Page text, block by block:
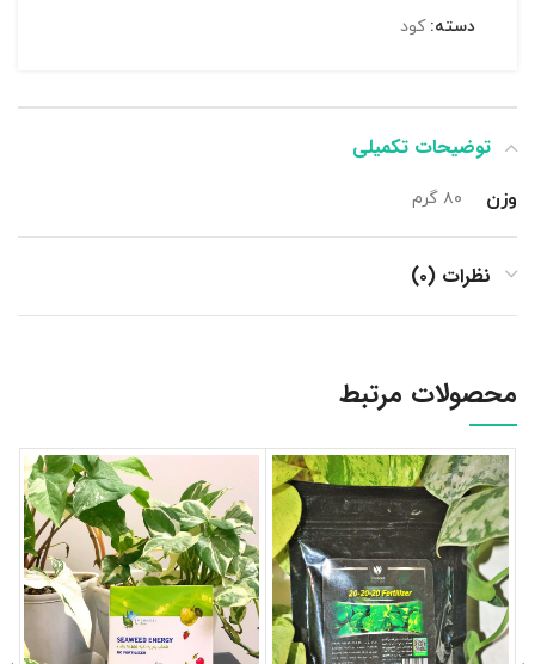
دسته: کود
توضیحات تکمیلی
وزن ۸۰ گرم
نظرات (۰)
محصولات مرتبط